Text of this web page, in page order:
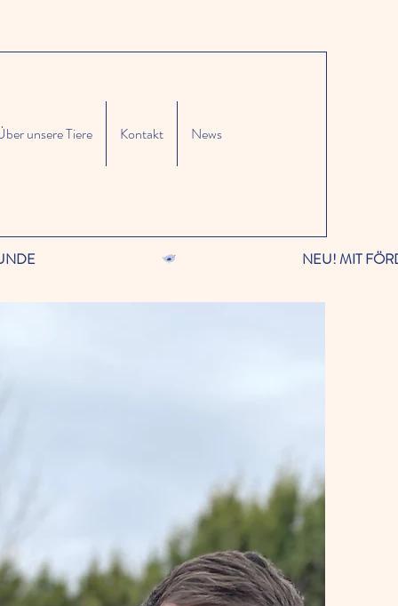
unsere Tiere Kontakt News